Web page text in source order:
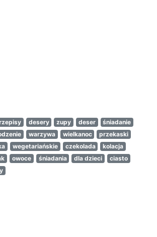
desery zupy deser
śniadanie
warzywa wielkanoc
przekaski
wegetariańskie czekolada
kolacja
owoce śniadania dla dzieci
ciasto